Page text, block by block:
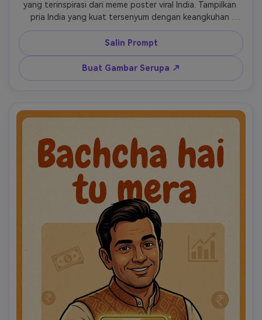
yang terinspirasi dari meme poster viral India. Tampilkan
pria India yang kuat tersenyum dengan keangkuhan
percaya diri menawarkan shaker protein dan toples
suplemen whey ke arah penonton. Latar belakang poster
bertekstur cokelat muda dan oranye hangat, ilustrasi
olahraga semi-kartun, tata letak bersih sederhana, judul
tulisan tangan yang berani. Tambahkan teks tepat:
halus, dan cocok untuk promosi Instagram Reels. Tanpa
Salin Prompt
Buat Gambar Serupa ↗